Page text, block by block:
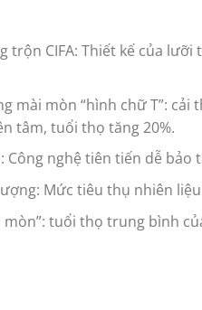
trộn CIFA: Thiết kế của
mài mòn “hình chữ T”:
tâm, tuổi thọ tăng 20%.
Công nghệ tiên tiến dễ
Mức tiêu thụ nhiên
mòn”: tuổi thọ trung bình